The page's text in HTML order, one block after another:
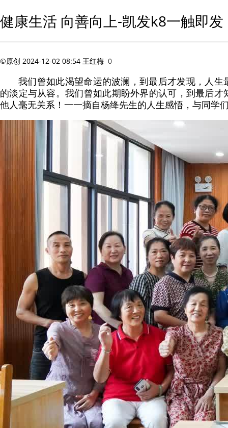
健康生活 向善向上-凯发k8一触即发
©原创 2024-12-02 08:54 王红梅 0
我们曾如此渴望命运的波澜，到最后才发现，人生
的淡定与从容。我们曾如此期盼外界的认可，到最后才
他人毫无关系！一一摘自杨绛先生的人生感悟，与同学